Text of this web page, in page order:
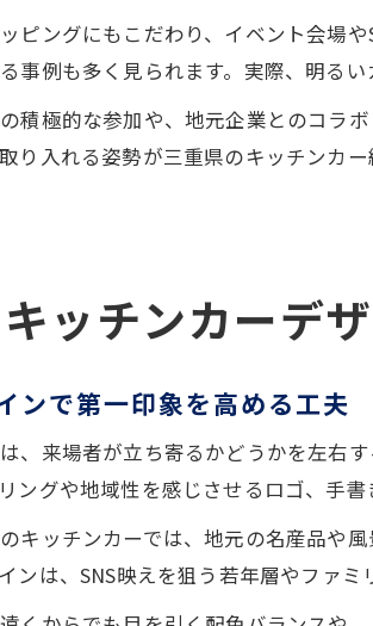
ピングにもこだわり、イベント会場
事例も多く見られます。実際、明る
積極的な参加や、地元企業とのコラ
り入れる姿勢が三重県のキッチンカー
ッチンカーデ
ンで第一印象を高める工夫
、来場者が立ち寄るかどうかを左右
ングや地域性を感じさせるロゴ、手
キッチンカーでは、地元の名産品や
ンは、SNS映えを狙う若年層やファミ